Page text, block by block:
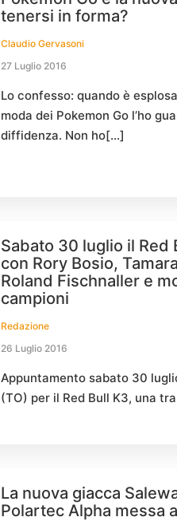
tenersi in forma?
Claudio Gervasoni
27 Luglio 2016
Lo confesso: quando è
moda dei Pokemon Go l’ho
diffidenza. Non ho[…]
Sabato 30 luglio il Red
con Rory Bosio,
Roland Fischnaller e
campioni
Redazione
26 Luglio 2016
Appuntamento sabato 30
(TO) per il Red Bull K3, una
La nuova giacca
Polartec Alpha messa